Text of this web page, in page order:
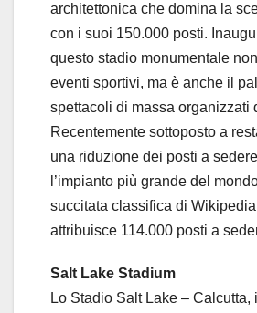
architettonica che domina la
con i suoi 150.000 posti.
questo stadio monumentale
eventi sportivi, ma è anche il
spettacoli di massa organizzati
Recentemente sottoposto a
una riduzione dei posti a
l’impianto più grande del
succitata classifica di
attribuisce 114.000 posti a
Salt Lake Stadium
Lo Stadio Salt Lake – Calcutta,